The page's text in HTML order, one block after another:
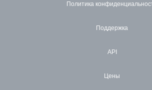
Политика
Поддержка
API
Цены